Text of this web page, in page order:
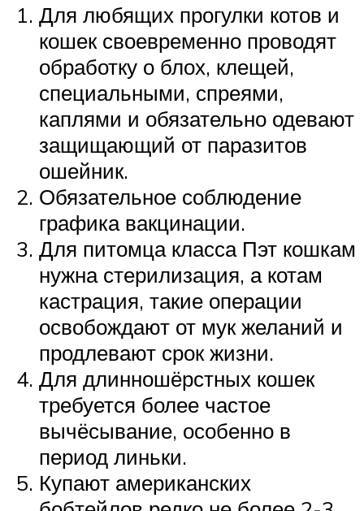
Для любящих прогулки котов и
кошек своевременно проводят
обработку о блох, клещей,
специальными, спреями,
каплями и обязательно одевают
защищающий от паразитов
ошейник.
Обязательное соблюдение
графика вакцинации.
Для питомца класса Пэт кошкам
нужна стерилизация, а котам
кастрация, такие операции
освобождают от мук желаний и
продлевают срок жизни.
Для длинношёрстных кошек
требуется более частое
вычёсывание, особенно в
период линьки.
Купают американских